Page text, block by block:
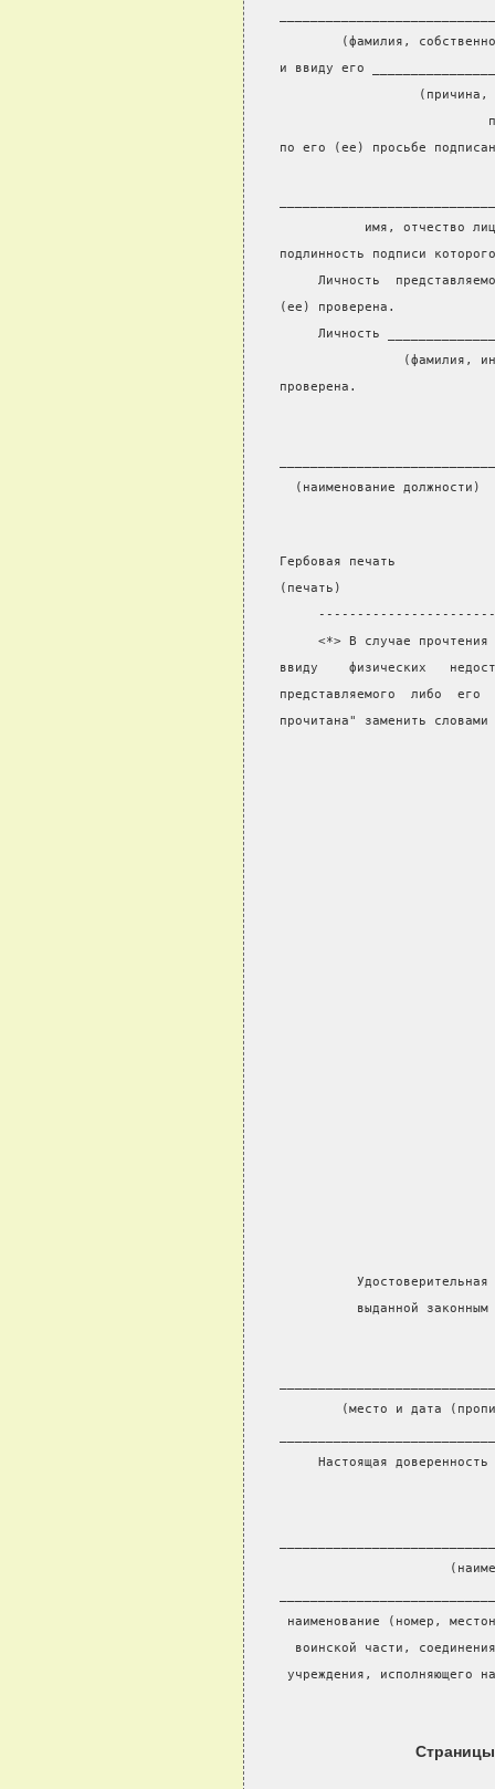
(фамилия,
и ввиду его
по его (ее) просьбе
имя, отчество
подлинность подписи
Личность
(ее) проверена.
Личность
(фамилия,
проверена.
(наименование должности)
Гербовая печать
(печать)
<*> В случае
ввиду    физических
представляемого  либо
прочитана" заменить
Удостоверительная
выданной законным
(место и дата
Настоящая
наименование (номер,
воинской части,
учреждения, исполняющего